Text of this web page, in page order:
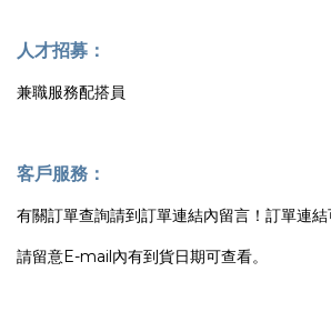
人才招募：
兼職服務配搭員
客戶服務：
有關訂單查詢請到訂單連結內留言！訂單連結
請留意E-mail內有到貨日期可查看。